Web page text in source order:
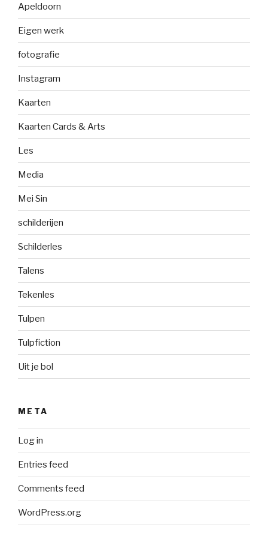
Apeldoorn
Eigen werk
fotografie
Instagram
Kaarten
Kaarten Cards & Arts
Les
Media
Mei Sin
schilderijen
Schilderles
Talens
Tekenles
Tulpen
Tulpfiction
Uit je bol
META
Log in
Entries feed
Comments feed
WordPress.org